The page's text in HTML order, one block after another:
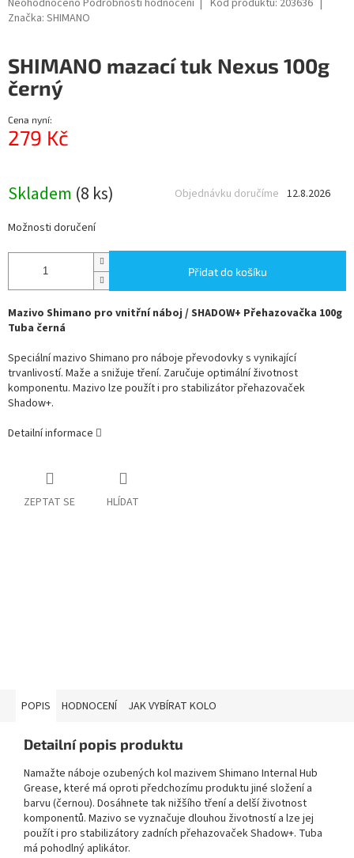
hodnocení
0,0
z
5
Neohodnoceno Podrobnosti hodnocení Kód produktu: 203636
Značka: SHIMANO
SHIMANO mazací tuk Nexus 100g
černý
Cena nyní:
279 Kč
Skladem (8 ks) 12.8.2026
Objednávku doručíme
Možnosti doručení
Přidat do košíku
Mazivo Shimano pro vnitřní náboj / SHADOW+ Přehazovačka 100g
Tuba černá
Speciální mazivo Shimano pro náboje převodovky s vynikající
trvanlivostí. Maže a snižuje tření. Zaručuje optimální životnost
komponentu. Mazivo lze použít i pro stabilizátor přehazovaček
Shadow+.
Detailní informace
ZEPTAT SE HLÍDAT
POPIS HODNOCENÍ JAK VYBÍRAT KOLO
Detailní popis produktu
Namažte náboje ozubených kol mazivem Shimano Internal Hub
Grease, které má oproti předchozímu produktu jiné složení a
barvu (černou). Dosáhnete tak nižšího tření a delší životnost
komponentů. Mazivo se vyznačuje dlouhou životností a lze jej
použít i pro stabilizátory zadních přehazovaček Shadow+. Tuba
má pohodlný aplikátor.